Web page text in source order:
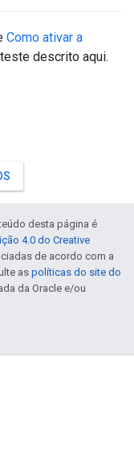
Como ativar a
descrito aqui.
desta página é
4.0 do Creative
de acordo com a
aspolíticas do site do
da Oracle e/ou